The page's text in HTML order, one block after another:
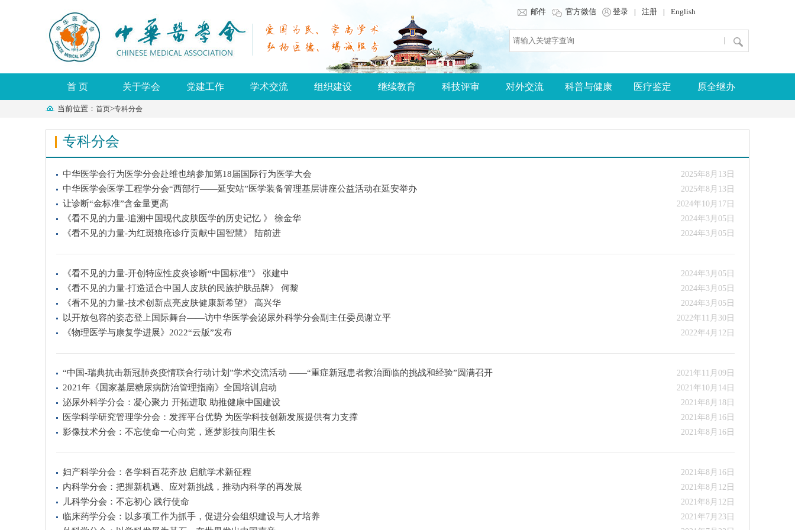
邮件 官方微信 登录 | 注册 | English
|
首 页 关于学会 党建工作 学术交流 组织建设 继续教育 科技评审 对外交流 科普与健康 医疗鉴定 原全继办
当前位置： 首页>专科分会
专科分会
中华医学会行为医学分会赴维也纳参加第18届国际行为医学大会 2025年8月13日
中华医学会医学工程学分会“西部行——延安站”医学装备管理基层讲座公益活动在延安举办 2025年8月13日
让诊断“金标准”含金量更高 2024年10月17日
《看不见的力量-追溯中国现代皮肤医学的历史记忆 》 徐金华 2024年3月05日
《看不见的力量-为红斑狼疮诊疗贡献中国智慧》 陆前进 2024年3月05日
《看不见的力量-开创特应性皮炎诊断“中国标准”》 张建中 2024年3月05日
《看不见的力量-打造适合中国人皮肤的民族护肤品牌》 何黎 2024年3月05日
《看不见的力量-技术创新点亮皮肤健康新希望》 高兴华 2024年3月05日
以开放包容的姿态登上国际舞台——访中华医学会泌尿外科学分会副主任委员谢立平 2022年11月30日
《物理医学与康复学进展》2022“云版”发布 2022年4月12日
“中国-瑞典抗击新冠肺炎疫情联合行动计划”学术交流活动 ——“重症新冠患者救治面临的挑战和经验”圆满召开 2021年11月09日
2021年《国家基层糖尿病防治管理指南》全国培训启动 2021年10月14日
泌尿外科学分会：凝心聚力 开拓进取 助推健康中国建设 2021年8月18日
医学科学研究管理学分会：发挥平台优势 为医学科技创新发展提供有力支撑 2021年8月16日
影像技术分会：不忘使命一心向党，逐梦影技向阳生长 2021年8月16日
妇产科学分会：各学科百花齐放 启航学术新征程 2021年8月16日
内科学分会：把握新机遇、应对新挑战，推动内科学的再发展 2021年8月12日
儿科学分会：不忘初心 践行使命 2021年8月12日
临床药学分会：以多项工作为抓手，促进分会组织建设与人才培养 2021年7月23日